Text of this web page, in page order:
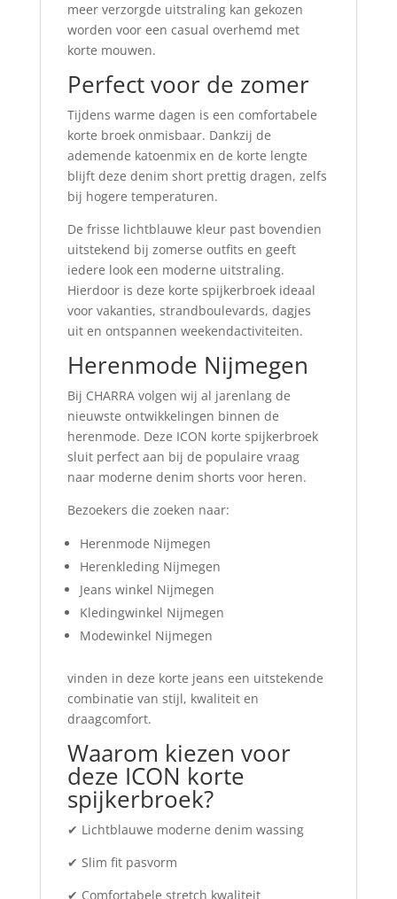
meer verzorgde uitstraling kan gekozen
worden voor een casual overhemd met
korte mouwen.
Perfect voor de zomer
Tijdens warme dagen is een comfortabele
korte broek onmisbaar. Dankzij de
ademende katoenmix en de korte lengte
blijft deze denim short prettig dragen, zelfs
bij hogere temperaturen.
De frisse lichtblauwe kleur past bovendien
uitstekend bij zomerse outfits en geeft
iedere look een moderne uitstraling.
Hierdoor is deze korte spijkerbroek ideaal
voor vakanties, strandboulevards, dagjes
uit en ontspannen weekendactiviteiten.
Herenmode Nijmegen
Bij CHARRA volgen wij al jarenlang de
nieuwste ontwikkelingen binnen de
herenmode. Deze ICON korte spijkerbroek
sluit perfect aan bij de populaire vraag
naar moderne denim shorts voor heren.
Bezoekers die zoeken naar:
Herenmode Nijmegen
Herenkleding Nijmegen
Jeans winkel Nijmegen
Kledingwinkel Nijmegen
Modewinkel Nijmegen
vinden in deze korte jeans een uitstekende
combinatie van stijl, kwaliteit en
draagcomfort.
Waarom kiezen voor
deze ICON korte
spijkerbroek?
✔ Lichtblauwe moderne denim wassing
✔ Slim fit pasvorm
✔ Comfortabele stretch kwaliteit